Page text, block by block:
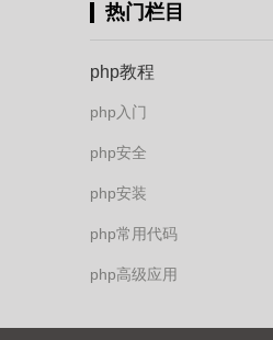
热门栏目
php教程
php入门
php安全
php安装
php常用代码
php高级应用